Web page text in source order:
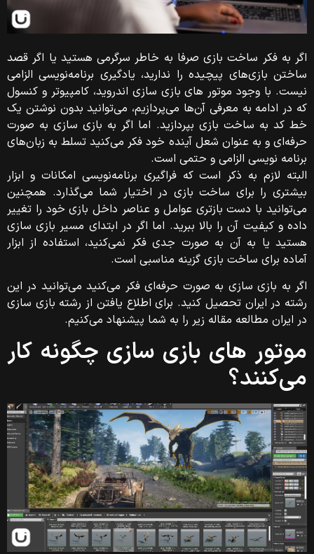
اگر به فکر ساخت بازی صرفا به خاطر سرگرمی هستید یا اگر قصد
ساختن بازی‌های پیچیده را ندارید، یادگیری برنامه‌نویسی الزامی
نیست. با وجود موتور های بازی سازی اندروید، کامپیوتر و کنسول
که در ادامه به معرفی آن‌ها می‌پردازیم، می‌توانید بدون نوشتن یک
خط کد به ساخت بازی بپردازید. اما اگر به بازی سازی به صورت
حرفه‌ای و به عنوان شعل آینده خود فکر می‌کنید تسلط به زبان‌های
برنامه نویسی الزامی و حتمی است.
البته لازم به ذکر است که فراگیری برنامه‌نویسی امکانات و ابزار
بیشتری را برای ساخت بازی در اختیار شما می‌گذارد. همچنین
می‌توانید با دست بازتری عوامل و عناصر داخل بازی خود را تغییر
داده و کیفیت آن را بالا ببرید. اما اگر در ابتدای مسیر بازی سازی
هستید یا به آن به صورت جدی فکر نمی‌کنید، استفاده از ابزار
آماده برای ساخت بازی گزینه مناسبی است.
اگر به بازی سازی به صورت حرفه‌ای فکر می‌کنید می‌توانید در این
رشته در ایران تحصیل کنید. برای اطلاع یافتن از رشته بازی سازی
در ایران مطالعه مقاله زیر را به شما پیشنهاد می‌کنیم.
موتور های بازی‌ سازی چگونه کار
می‌کنند؟